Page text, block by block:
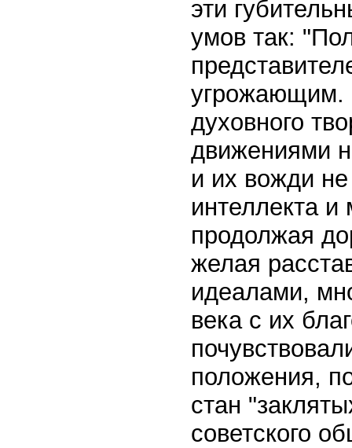
эти
умов так:
угрожающим.
духовного
движениями
и их вожди
интеллекта
продолжая
желая
идеалами,
века с их
положения,
стан
советского